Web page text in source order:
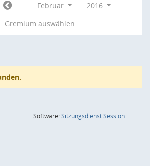
Februar
2016
Gremium auswählen
Software:SitzungsdienstSession(Wird in